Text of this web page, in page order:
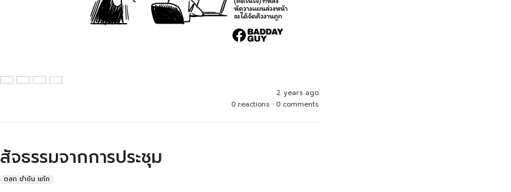
2 years ago
0 reactions • 0 comments
สัจธรรมจากการประชุม
ตลก ขำขัน แก้ก